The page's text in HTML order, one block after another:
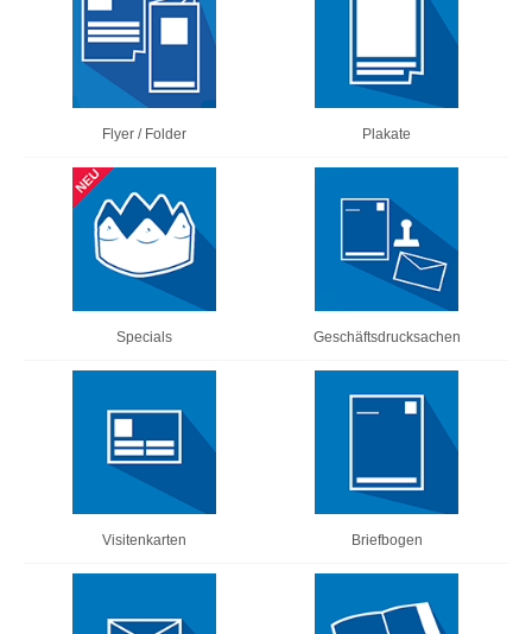
Flyer / Folder Plakate
Specials Geschäftsdrucksachen
Visitenkarten Briefbogen